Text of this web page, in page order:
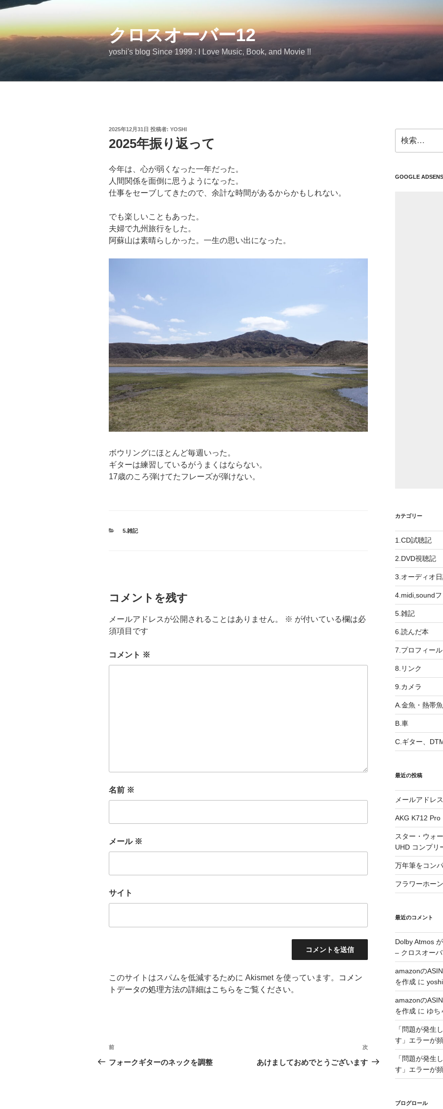
コ
テ
ン
クロスオーバー12
yoshi's blog Since 1999 : I Love Music, Book, and Movie !!
投
日:
2025年12月31日 投稿者: YOSHI
2025年振り返って
今年は、心が弱くなった一年だった。
人間関係を面倒に思うようになった。
仕事をセーブしてきたので、余計な時間があるからかもしれない。
でも楽しいこともあった。
夫婦で九州旅行をした。
阿蘇山は素晴らしかった。一生の思い出になった。
ボウリングにほとんど毎週いった。
ギターは練習しているがうまくはならない。
17歳のころ弾けてたフレーズが弾けない。
カ
5.雑記
コメントを残す
メールアドレスが公開されることはありません。 ※ が付いている欄は必
須項目です
コメント ※
名前 ※
メール ※
サイト
このサイトはスパムを低減するために Akismet を使っています。
コメン
トデータの処理方法の詳細はこちらをご覧ください。
投
稿
前
の
前
フォークギターのネックを調整
次
の
次
あけましておめでとうございます
索:
GOOGLE
カテゴリー
1.CD試聴記
2.DVD視聴記
3.オーディオ
4.midi,sound
5.雑記
6.読んだ本
7.プロフィール
8.リンク
9.カメラ
A.金魚・熱帯魚
B.車
C.ギター、
最近の投稿
メールアドレ
AKG K712 Pro
スター・ウォ
UHD コンプリ
万年筆をコン
フラワーホー
最近のコメント
Dolby Atmos
– クロスオー
amazonの
を作成に yoshi
amazonの
を作成に ゆち
「問題が発生
す」エラーが
「問題が発生
す」エラーが
ブログロール